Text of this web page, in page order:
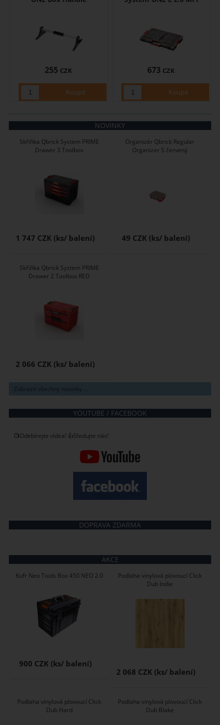
255 CZK 673 CZK
NOVINKY
Skříňka Qbrick System PRIME
Drawer 3 Toolbox
1 747 CZK
Organizér Qbrick Regular
Organizer S červený
49 CZK
Skříňka Qbrick System PRIME
Drawer 2 Toolbox RED
2 066 CZK
Zobrazit všechny novinky ...
YOUTUBE / FACEBOOK
📺Odebírejte videa! 👍Sledujte nás!
DOPRAVA ZDARMA
AKCE
Kufr Neo Tools Box 450 NEO 2.0
900 CZK
Podlaha vinylová plovoucí Click
Dub Indie
2 068 CZK
Podlaha vinylová plovoucí Click
Dub Hard
Podlaha vinylová plovoucí Click
Dub Blake